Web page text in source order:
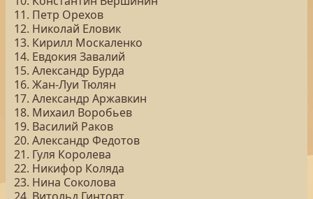
11. Петр Орехов
12. Николай Еловик
13. Кирилл Москаленко
14. Евдокия Завалий
15. Александр Бурда
16. Жан-Луи Тюлян
17. Александр Аржавкин
18. Михаил Воробьев
19. Василий Раков
20. Александр Федотов
21. Гуля Королева
22. Никифор Коляда
23. Нина Соколова